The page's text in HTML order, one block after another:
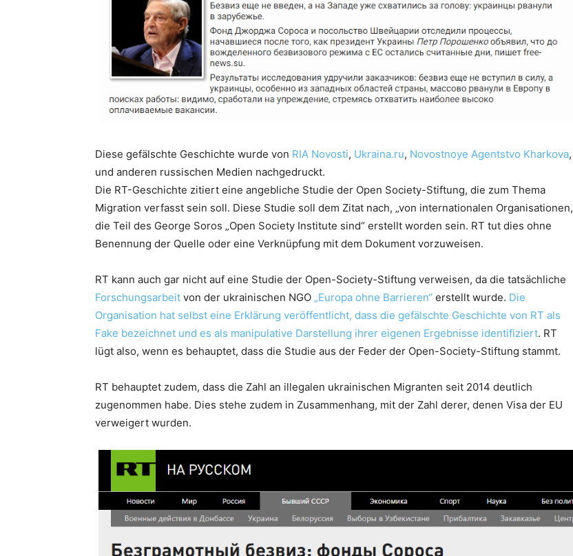
Diese gefälschte Geschichte wurde von RIA Novosti, Ukraina.ru, Novostnoye Agentstvo Kharkova,
und anderen russischen Medien nachgedruckt.
Die RT-Geschichte zitiert eine angebliche Studie der Open Society-Stiftung, die zum Thema
Migration verfasst sein soll. Diese Studie soll dem Zitat nach, „von internationalen Organisationen,
die Teil des George Soros „Open Society Institute sind“ erstellt worden sein. RT tut dies ohne
Benennung der Quelle oder eine Verknüpfung mit dem Dokument vorzuweisen.
RT kann auch gar nicht auf eine Studie der Open-Society-Stiftung verweisen, da die tatsächliche
Forschungsarbeit von der ukrainischen NGO „Europa ohne Barrieren“ erstellt wurde. Die
Organisation hat selbst eine Erklärung veröffentlicht, dass die gefälschte Geschichte von RT als
Fake bezeichnet und es als manipulative Darstellung ihrer eigenen Ergebnisse identifiziert. RT
lügt also, wenn es behauptet, dass die Studie aus der Feder der Open-Society-Stiftung stammt.
RT behauptet zudem, dass die Zahl an illegalen ukrainischen Migranten seit 2014 deutlich
zugenommen habe. Dies stehe zudem in Zusammenhang, mit der Zahl derer, denen Visa der EU
verweigert wurden.